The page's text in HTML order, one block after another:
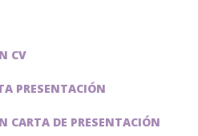
CV
PRESENTACIÓN
CARTA DE PRESENTACIÓN